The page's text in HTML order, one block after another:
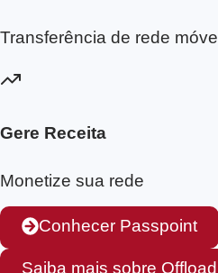
Transferência de rede móvel
Gere Receita
Monetize sua rede
Conhecer Passpoint
Saiba mais sobre Offload